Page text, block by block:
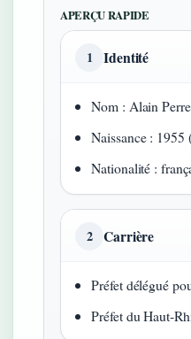
APERÇU RAPIDE
1 Identité
Nom : Alain
Naissance :
Nationalité :
2 Carrière
Préfet délégué
Préfet du